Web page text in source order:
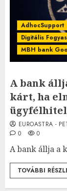
AdhocSupport
Digitális
MBH bank
A bank
kárt, ha
EUROASTRA -
0
0
A bank állja a
TOVÁBBI